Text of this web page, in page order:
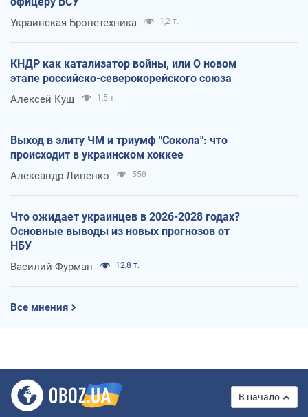
Украинская Бронетехника 1,2 т.
КНДР как катализатор войны, или О новом
этапе российско-северокорейского союза
Алексей Кущ 1,5 т.
Выход в элиту ЧМ и триумф "Сокола": что
происходит в украинском хоккее
Александр Липенко 558
Что ожидает украинцев в 2026-2028 годах?
Основные выводы из новых прогнозов от
НБУ
Василий Фурман 12,8 т.
Все мнения
В начало